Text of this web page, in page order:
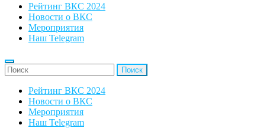
Рейтинг ВКС 2024
Новости о ВКС
Мероприятия
Наш Telegram
'Найти:
Рейтинг ВКС 2024
Новости о ВКС
Мероприятия
Наш Telegram